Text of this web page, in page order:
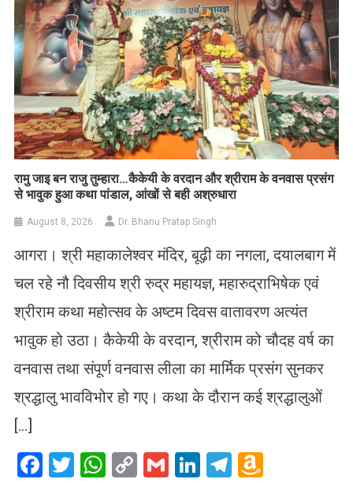
रामु जाइ बन राजु तुम्हारा…कैकेयी के वरदान और श्रीराम के वनवास प्रसंग
से भावुक हुआ कथा पांडाल, आंखों से बही अश्रुधारा
August 8, 2026 Dr. Bhanu Pratap Singh
आगरा। श्री महाकालेश्वर मंदिर, बूढ़ी का नगला, दयालबाग में
चल रहे नौ दिवसीय श्री रुद्र महायज्ञ, महारुद्राभिषेक एवं
श्रीराम कथा महोत्सव के अष्टम दिवस वातावरण अत्यंत
भावुक हो उठा। कैकेयी के वरदान, श्रीराम को चौदह वर्ष का
वनवास तथा संपूर्ण वनवास लीला का मार्मिक प्रसंग सुनकर
श्रद्धालु भावविभोर हो गए। कथा के दौरान कई श्रद्धालुओं
[…]
Facebook
Twitter
WhatsApp
CopyGmailLinkedIn
Telegram